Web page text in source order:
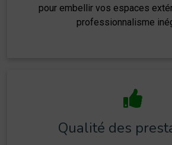
pour embellir vos espaces
professionnalisme
Qualité des